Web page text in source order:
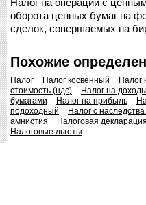
Налог на операции с
оборота ценных бумаг на
сделок, совершаемых на
Похожие
Налог Налог косвенный
Налог
стоимость (ндс)
Налог на
бумагами
Налог на прибыль
подоходный
Налог с
амнистия
Налоговая
Налоговые льготы